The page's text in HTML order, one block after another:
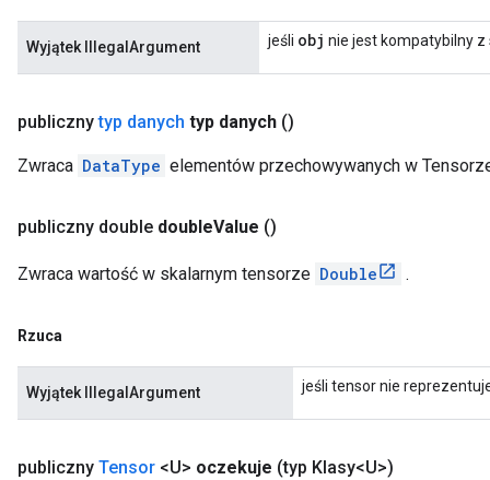
Wyjątek IllegalArgument jeśli obj nie jest kompatybilny
publicznytyp danych typ danych ()
Zwraca DataType elementów przechowywanych w
publiczny double doubleValue ()
Zwraca wartość w skalarnym tensorze Double .
Rzuca
Wyjątek IllegalArgument jeśli tensor nie
publiczny Tensor <U> oczekuje (typ Klasy<U>)